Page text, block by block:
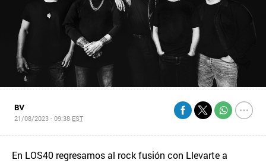
BV
21/08/2023 - 09:38 EST
En LOS40 regresamos al rock fusión con Llevarte a